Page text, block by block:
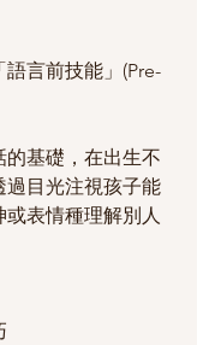
言前技能」(Pre-
的基礎，在出生不
過目光注視孩子能
表情種理解別人